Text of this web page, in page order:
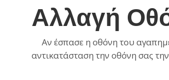
Αλλαγή
Αν έσπασε η οθόνη του
αντικατάσταση την οθόνη σας